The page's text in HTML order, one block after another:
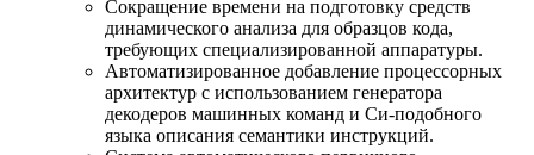
Сокращение времени на подготовку средств
динамического анализа для образцов кода,
требующих специализированной аппаратуры.
Автоматизированное добавление процессорных
архитектур с использованием генератора
декодеров машинных команд и Си-подобного
языка описания семантики инструкций.